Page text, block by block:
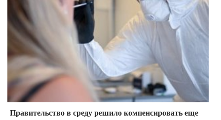
Правительство в среду решило компенсировать еще